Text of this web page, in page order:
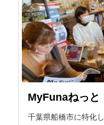
MyFunaねっと
千葉県船橋市に特化